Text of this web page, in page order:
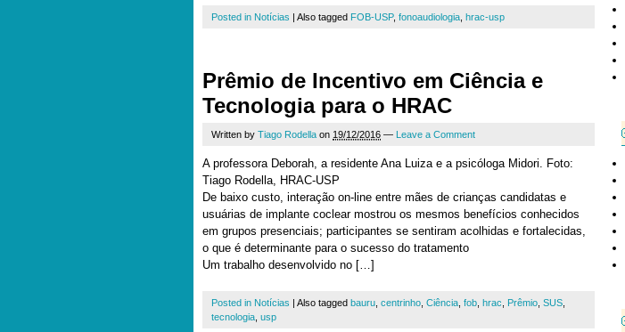
Posted in Notícias | Also tagged FOB-USP, fonoaudiologia hrac-usp
Prêmio de Incentivo em Ciência e
Tecnologia para o HRAC
Written by Tiago Rodella on 19/12/2016 — Leave a Comment
A professora Deborah, a residente Ana Luiza e a psicóloga Midori. Foto:
Tiago Rodella, HRAC-USP
De baixo custo, interação on-line entre mães de crianças candidatas e
usuárias de implante coclear mostrou os mesmos benefícios conhecidos
em grupos presenciais; participantes se sentiram acolhidas e fortalecidas,
o que é determinante para o sucesso do tratamento
Um trabalho desenvolvido no […]
Posted in Notícias | Also tagged bauru centrinho Ciência fob hrac Prêmio SUS
tecnologia usp